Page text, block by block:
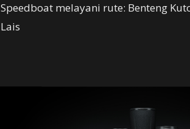
Speedboat melayani rute: Benteng
Lais